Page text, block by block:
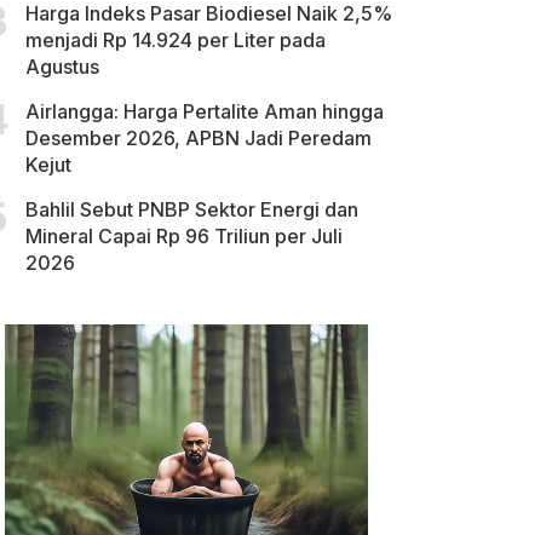
Harga Indeks Pasar Biodiesel Naik 2,5%
menjadi Rp 14.924 per Liter pada
Agustus
Airlangga: Harga Pertalite Aman hingga
Desember 2026, APBN Jadi Peredam
Kejut
Bahlil Sebut PNBP Sektor Energi dan
Mineral Capai Rp 96 Triliun per Juli
2026